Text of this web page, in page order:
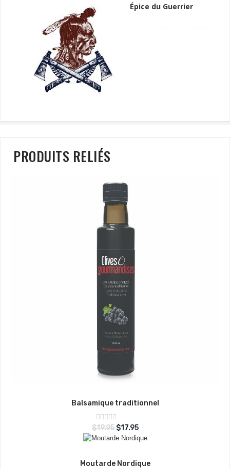
Épice du Guerrier
PRODUITS RELIÉS
Balsamique traditionnel
Note
0
sur
5
$19.95 $17.95
Moutarde Nordique